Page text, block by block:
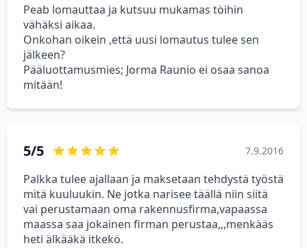
Peab lomauttaa ja kutsuu mukamas töihin
vähäksi aikaa.
Onkohan oikein ,että uusi lomautus tulee sen
jälkeen?
Pääluottamusmies; Jorma Raunio ei osaa sanoa
mitään!
5/5 7.9.2016
Palkka tulee ajallaan ja maksetaan tehdystä työstä
mitä kuuluukin. Ne jotka narisee täällä niin siitä
vai perustamaan oma rakennusfirma,vapaassa
maassa saa jokainen firman perustaa,,,menkääs
heti älkääkä itkekö.